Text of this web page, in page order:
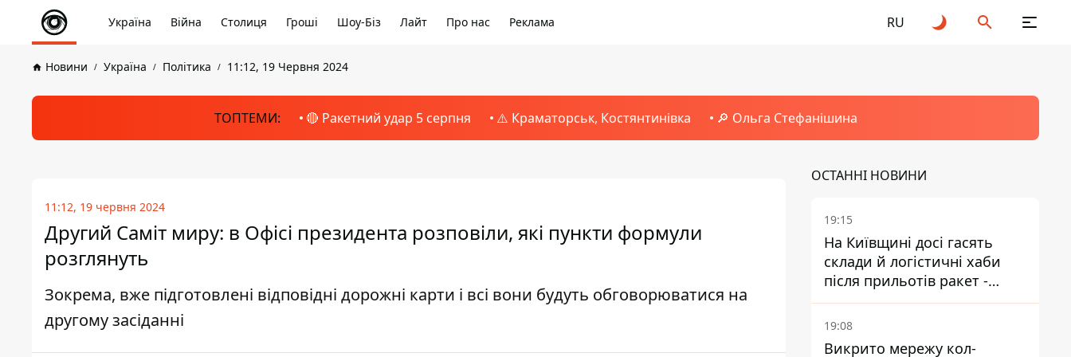
Україна Війна Столиця Гроші Шоу-Біз Лайт Про нас Реклама RU
Новини Україна Політика 11:12, 19 Червня 2024
ТОПТЕМИ: 🔴 Ракетний удар 5 серпня ⚠️ Краматорськ, Костянтинівка 🔎 Ольга Стефанішина
11:12, 19 червня 2024
Другий Саміт миру: в Офісі президента розповіли, які пункти формули
розглянуть
Зокрема, вже підготовлені відповідні дорожні карти і всі вони будуть обговорюватися на
другому засіданні
ОСТАННІ НОВИНИ
19:15
На Київщині досі гасять
склади й логістичні хаби
після прильотів ракет -
ДСНС
19:08
Викрито мережу кол-